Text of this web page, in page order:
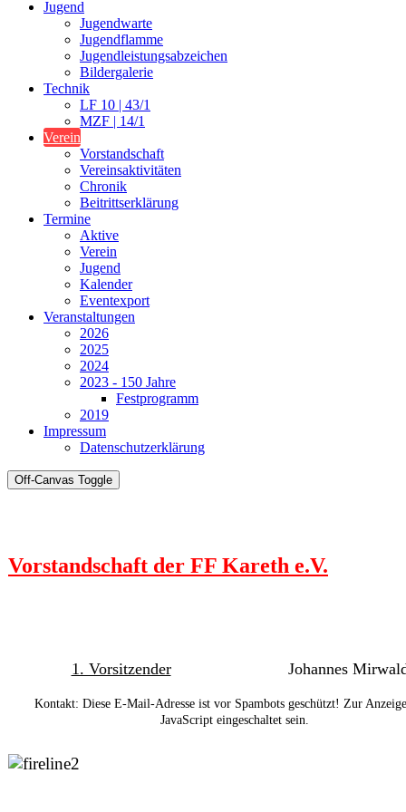
Jugend
Jugendwarte
Jugendflamme
Jugendleistungsabzeichen
Bildergalerie
Technik
LF 10 | 43/1
MZF | 14/1
Verein
Vorstandschaft
Vereinsaktivitäten
Chronik
Beitrittserklärung
Termine
Aktive
Verein
Jugend
Kalender
Eventexport
Veranstaltungen
2026
2025
2024
2023 - 150 Jahre
Festprogramm
2019
Impressum
Datenschutzerklärung
Off-Canvas Toggle
Vorstandschaft der FF Kareth e.V.
1. Vorsitzender Johannes
Kontakt: Diese E-Mail-Adresse ist vor Spambots geschützt! Zur
JavaScript eingeschaltet sein.